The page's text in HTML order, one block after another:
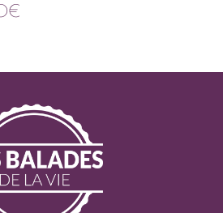
€